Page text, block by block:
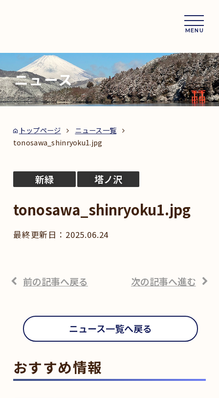
MENU
ニュース
トップページ
ニュース一覧
tonosawa_shinryoku1.jpg
新緑 塔ノ沢
tonosawa_shinryoku1.jpg
2025.06.24
前の記事へ戻る 次の記事へ進む
ニュース一覧へ戻る
おすすめ情報